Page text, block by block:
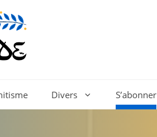
Divers S’abonner